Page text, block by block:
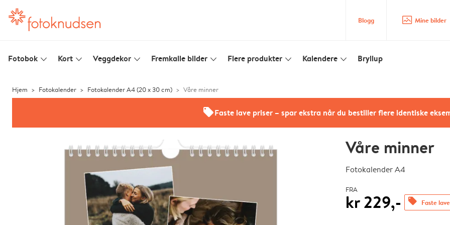
Blogg image_placeholder Mine bilder
Fotobok slim_arrow_down Kort slim_arrow_down Veggdekor slim_arrow_down Fremkalle bilder slim_arrow_down Flere produkter slim_arrow_down Kalendere slim_arrow_down Bryllup
Hjem Fotokalender Fotokalender A4 (20 x 30 cm) Våre minner
offersFaste lave priser – spar ekstra når du bestiller flere identiske
Våre minner
Fotokalender A4
FRA
kr 229,- offers Faste